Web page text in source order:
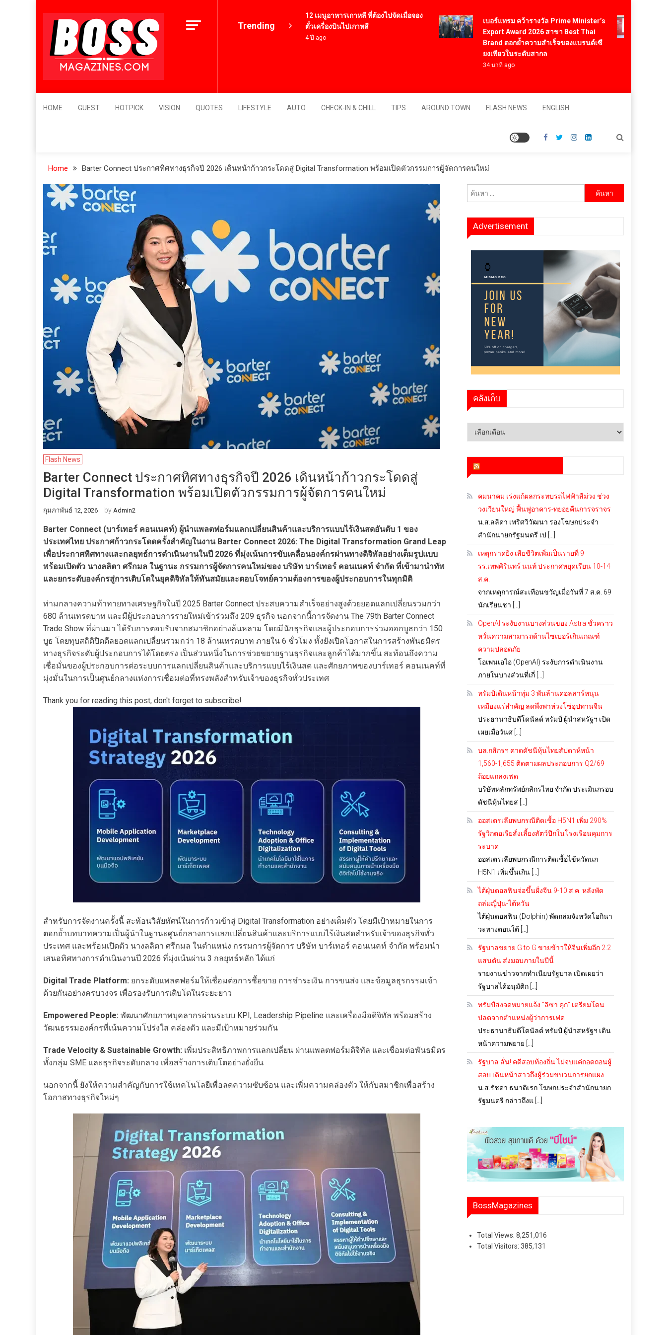
content
BossMagazinesThailand
Leader's Vision
Trending
12 เมนูอาหารเกาหลี ที่ต้องไปจัดเมื่อจอง
ตั๋วเครื่องบินไปเกาหลี
4 ปี ago
เบอร์แทรม คว้ารางวัล Prime Minister’s
Export Award 2026 สาขา Best Thai
Brand ตอกย้ำความสำเร็จของแบรนด์เซี
ยงเพียวในระดับสากล
34 นาที ago
HOME GUEST HOTPICK VISION QUOTES LIFESTYLE AUTO CHECK-IN & CHILL TIPS AROUND TOWN FLASH NEWS ENGLISH
Home Barter Connect ประกาศทิศทางธุรกิจปี 2026 เดินหน้าก้าวกระโดดสู่ Digital Transformation พร้อมเปิดตัวกรรมการผู้จัดการคนใหม่
Flash News
Barter Connect ประกาศทิศทางธุรกิจปี 2026 เดินหน้าก้าวกระโดดสู่
Digital Transformation พร้อมเปิดตัวกรรมการผู้จัดการคนใหม่
กุมภาพันธ์ 12, 2026 by Admin2
Barter Connect (บาร์เทอร์ คอนเนคท์) ผู้นำแพลตฟอร์มแลกเปลี่ยนสินค้าและบริการแบบไร้เงินสดอันดับ 1 ของ
ประเทศไทย ประกาศก้าวกระโดดครั้งสำคัญในงาน Barter Connect 2026: The Digital Transformation Grand Leap
เพื่อประกาศทิศทางและกลยุทธ์การดำเนินงานในปี 2026 ที่มุ่งเน้นการขับเคลื่อนองค์กรผ่านทางดิจิทัลอย่างเต็มรูปแบบ
พร้อมเปิดตัว นางลลิตา ศรีกมล ในฐานะ กรรมการผู้จัดการคนใหม่ของ บริษัท บาร์เทอร์ คอนเนคท์ จำกัด ที่เข้ามานำทัพ
และยกระดับองค์กรสู่การเติบโตในยุคดิจิทัลให้ทันสมัยและตอบโจทย์ความต้องการของผู้ประกอบการในทุกมิติ
ท่ามกลางความท้าทายทางเศรษฐกิจในปี 2025 Barter Connect ประสบความสำเร็จอย่างสูงด้วยยอดแลกเปลี่ยนรวมกว่า
680 ล้านเทรดบาท และมีผู้ประกอบการรายใหม่เข้าร่วมถึง 209 ธุรกิจ นอกจากนี้การจัดงาน The 79th Barter Connect
Trade Show ที่ผ่านมา ได้รับการตอบรับจากสมาชิกอย่างล้นหลาม โดยมีนักธุรกิจและผู้ประกอบการร่วมออกบูธกว่า 150
บูธ โดยทุบสถิติปิดดีลยอดแลกเปลี่ยนรวมกว่า 18 ล้านเทรดบาท ภายใน 6 ชั่วโมง ทั้งยังเปิดโอกาสในการสร้างพันธมิตร
ทางธุรกิจระดับผู้ประกอบการได้โดยตรง เป็นส่วนหนึ่งในการช่วยขยายฐานธุรกิจและลูกค้าได้มากขึ้น สะท้อนถึงความ
เชื่อมั่นของผู้ประกอบการต่อระบบการแลกเปลี่ยนสินค้าและบริการแบบไร้เงินสด และศักยภาพของบาร์เทอร์ คอนเนคท์ที่
มุ่งมั่นในการเป็นศูนย์กลางแห่งการเชื่อมต่อที่ทรงพลังสำหรับเจ้าของธุรกิจทั่วประเทศ
Thank you for reading this post, don't forget to subscribe!
สำหรับการจัดงานครั้งนี้ สะท้อนวิสัยทัศน์ในการก้าวเข้าสู่ Digital Transformation อย่างเต็มตัว โดยมีเป้าหมายในการ
ตอกย้ำบทบาทความเป็นผู้นำในฐานะศูนย์กลางการแลกเปลี่ยนสินค้าและบริการแบบไร้เงินสดสำหรับเจ้าของธุรกิจทั่ว
ประเทศ และพร้อมเปิดตัว นางลลิตา ศรีกมล ในตำแหน่ง กรรมการผู้จัดการ บริษัท บาร์เทอร์ คอนเนคท์ จำกัด พร้อมนำ
เสนอทิศทางการดำเนินงานปี 2026 ที่มุ่งเน้นผ่าน 3 กลยุทธ์หลัก ได้แก่
Digital Trade Platform: ยกระดับแพลตฟอร์มให้เชื่อมต่อการซื้อขาย การชำระเงิน การขนส่ง และข้อมูลธุรกรรมเข้า
ด้วยกันอย่างครบวงจร เพื่อรองรับการเติบโตในระยะยาว
Empowered People: พัฒนาศักยภาพบุคลากรผ่านระบบ KPI, Leadership Pipeline และเครื่องมือดิจิทัล พร้อมสร้าง
วัฒนธรรมองค์กรที่เน้นความโปร่งใส คล่องตัว และมีเป้าหมายร่วมกัน
Trade Velocity & Sustainable Growth: เพิ่มประสิทธิภาพการเเลกเปลี่ยน ผ่านแพลตฟอร์มดิจิทัล และเชื่อมต่อพันธมิตร
ทั้งกลุ่ม SME และธุรกิจระดับกลาง เพื่อสร้างการเติบโตอย่างยั่งยืน
นอกจากนี้ ยังให้ความสำคัญกับการใช้เทคโนโลยีเพื่อลดความซับซ้อน และเพิ่มความคล่องตัว ให้กับสมาชิกเพื่อสร้าง
โอกาสทางธุรกิจใหม่ๆ
ค้นหา
Advertisement
คลังเก็บ
คลัง
คมนาคม เร่งแก้ผลกระทบรถไฟฟ้าสีม่วง ช่วง
วงเวียนใหญ่ ฟื้นฟูอาคาร-ทยอยคืนการจราจร
น.ส.ลลิดา เพริศวิวัฒนา รองโฆษกประจำ
สำนักนายกรัฐมนตรี เป […]
เหตุกราดยิง เสียชีวิตเพิ่มเป็นรายที่ 9
รร.เทพศิรินทร์ นนท์ ประกาศหยุดเรียน 10-14
ส.ค.
จากเหตุการณ์สะเทือนขวัญเมื่อวันที่ 7 ส.ค. 69
นักเรียนชา […]
OpenAI ระงับงานบางส่วนของ Astra ชั่วคราว
หวั่นความสามารถด้านไซเบอร์เกินเกณฑ์
ความปลอดภัย
โอเพนเอไอ (OpenAI) ระงับการดำเนินงาน
ภายในบางส่วนที่เกี่ […]
ทรัมป์เดินหน้าทุ่ม 3 พันล้านดอลลาร์หนุน
เหมืองแร่สำคัญ ลดพึ่งพาห่วงโซ่อุปทานจีน
ประธานาธิบดีโดนัลด์ ทรัมป์ ผู้นำสหรัฐฯ เปิด
เผยเมื่อวันศ […]
บล.กสิกรฯ คาดดัชนีหุ้นไทยสัปดาห์หน้า
1,560-1,655 ติดตามผลประกอบการ Q2/69
ถ้อยแถลงเฟด
บริษัทหลักทรัพย์กสิกรไทย จำกัด ประเมินกรอบ
ดัชนีหุ้นไทยส […]
ออสเตรเลียพบกรณีติดเชื้อ H5N1 เพิ่ม 290%
รัฐวิกตอเรียสั่งเลี้ยงสัตว์ปีกในโรงเรือนคุมการ
ระบาด
ออสเตรเลียพบกรณีการติดเชื้อไข้หวัดนก
H5N1 เพิ่มขึ้นเกิน […]
ไต้ฝุ่นดอลฟินจ่อขึ้นฝั่งจีน 9-10 ส.ค. หลังพัด
ถล่มญี่ปุ่น-ไต้หวัน
ไต้ฝุ่นดอลฟิน (Dolphin) พัดถล่มจังหวัดโอกินา
วะทางตอนใต้ […]
รัฐบาลขยาย G to G ขายข้าวให้จีนเพิ่มอีก 2.2
แสนตัน ส่งมอบภายในปีนี้
รายงานข่าวจากทำเนียบรัฐบาล เปิดเผยว่า
รัฐบาลได้อนุมัติก […]
ทรัมป์ส่งจดหมายแจ้ง “ลิซา คุก” เตรียมโดน
ปลดจากตำแหน่งผู้ว่าการเฟด
ประธานาธิบดีโดนัลด์ ทรัมป์ ผู้นำสหรัฐฯ เดิน
หน้าความพยาย […]
รัฐบาล ลั่น! คดีสอบท้องถิ่น ไม่จบแค่ถอดถอนผู้
สอบ เดินหน้าสาวถึงผู้ร่วมขบวนการยกแผง
น.ส.รัชดา ธนาดิเรก โฆษกประจำสำนักนายก
รัฐมนตรี กล่าวถึงแ […]
BossMagazines
Total Views:8,251,016
Total Visitors:385,131